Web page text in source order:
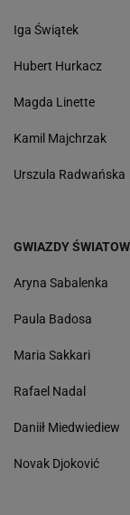
Iga Świątek
Hubert Hurkacz
Magda Linette
Kamil Majchrzak
Urszula Radwańska
GWIAZDY
Aryna Sabalenka
Paula Badosa
Maria Sakkari
Rafael Nadal
Daniił Miedwiediew
Novak Djoković